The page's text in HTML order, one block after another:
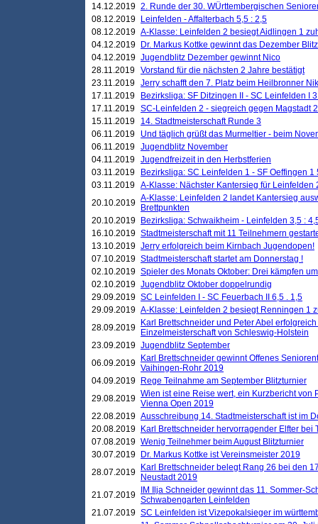
14.12.2019 2. Runde der 30. WÜrttembergischen
08.12.2019
Leinfelden - Affalterbach 5,5 : 2,5
08.12.2019 A-Klasse: Leinfelden 2 besiegt Aidlingen 1
04.12.2019
Dr. Markus Kottke gewinnt das Dezember
04.12.2019 Jugendblitz Dezember gewinnt Nico
28.11.2019 Vorstand für die nächsten 2 Jahre bestätigt
23.11.2019 Jerry schafft den 7. Platz beim Heilbronner
17.11.2019
Bezirksliga: SF Ditzingen II - SC Leinfelden I
17.11.2019 SC-Leinfelden 2 - siegreich gegen Magstadt 2
15.11.2019
14. Stadtmeisterschaft Runde 3
06.11.2019
Und täglich grüßt das Murmeltier - beim
06.11.2019 Jugendblitz November
04.11.2019 Jugendfreizeit in den Herbstferien
03.11.2019
Bezirksliga: SC Leinfelden 1 - SF Oeffingen 1
03.11.2019 A-Klasse: Nächster Kantersieg für Leinfelden
20.10.2019 A-Klasse: Leinfelden 2 landet Kantersieg
Brettpunkten
20.10.2019
Bezirksliga: Schwaikheim - Leinfelden 3,5 :
16.10.2019 Stadtmeisterschaft mit 11 Teilnehmern
13.10.2019 Jerry erfolgreich beim Kirnbach Jugendopen!
07.10.2019 Stadtmeisterschaft startet am Donnerstag !
02.10.2019 Spieler des Monats Oktober: Drei kämpfen
02.10.2019 Jugendblitz Oktober doppelrundig
29.09.2019 SC Leinfelden I - SC Feuerbach II 6,5 . 1,5
29.09.2019 A-Klasse: Leinfelden 2 besiegt Renningen 1
28.09.2019
Karl Brettschneider und Peter Abel
Einzelmeisterschaft von Schleswig-Holstein
23.09.2019 Jugendblitz September
06.09.2019
Karl Brettschneider gewinnt Offenes
Vaihingen-Rohr 2019
04.09.2019
Rege Teilnahme am September Blitzturnier
29.08.2019 Wien ist eine Reise wert, ein Kurzbericht von
Vienna Open 2019
22.08.2019 Ausschreibung 14. Stadtmeisterschaft ist im
20.08.2019
Karl Brettschneider hervorragender Elfter bei
07.08.2019 Wenig Teilnehmer beim August Blitzturnier
30.07.2019
Dr. Markus Kottke ist Vereinsmeister 2019
28.07.2019
Karl Brettschneider belegt Rang 26 bei den
Neustadt 2019
21.07.2019
IM Ilja Schneider gewinnt das 11. Sommer-
Schwabengarten Leinfelden
21.07.2019 SC Leinfelden ist Vizepokalsieger im